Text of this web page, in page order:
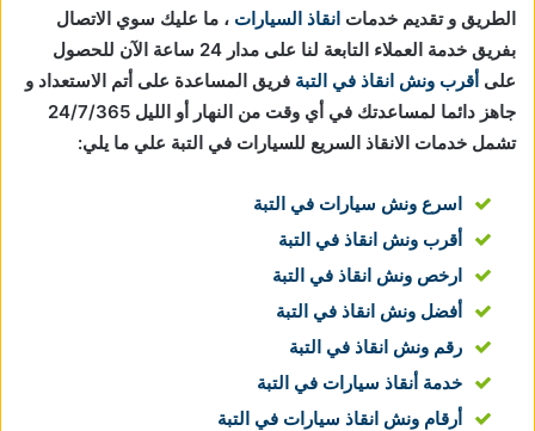
الطريق و تقديم خدمات انقاذ السيارات ، ما عليك سوي الاتصال
بفريق خدمة العملاء التابعة لنا على مدار 24 ساعة الآن للحصول
على أقرب ونش انقاذ في التبة فريق المساعدة على أتم الاستعداد و
جاهز دائما لمساعدتك في أي وقت من النهار أو الليل 24/7/365
تشمل خدمات الانقاذ السريع للسيارات في التبة علي ما يلي:
اسرع ونش سيارات في التبة
أقرب ونش انقاذ في التبة
ارخص ونش انقاذ في التبة
أفضل ونش انقاذ في التبة
رقم ونش انقاذ في التبة
خدمة أنقاذ سيارات في التبة
أرقام ونش انقاذ سيارات في التبة